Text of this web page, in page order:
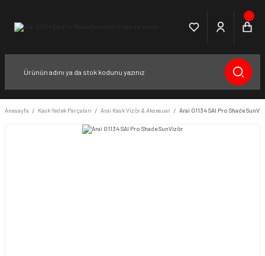
Anasayfa Kask Yedek Parçaları Arai Kask Vizör & Aksesuar Arai 01134 SAI Pro Shade